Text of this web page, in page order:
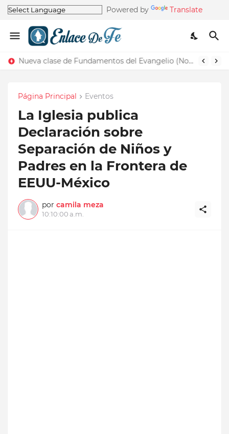
Powered by Translate
Nueva clase de Fundamentos del Evangelio (Nos recuerda la de Principios del Evangelio)
La Iglesia Publica Nuevas Pautas para el Uso correcto del Nombre de la Iglesia
Página Principal Eventos
La Iglesia publica
Declaración sobre
Separación de Niños y
Padres en la Frontera de
EEUU-México
por camila meza
10:10:00 a.m.